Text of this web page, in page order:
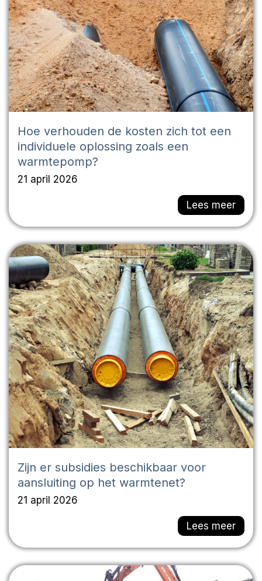
Hoe verhouden de kosten zich tot een
individuele oplossing zoals een
warmtepomp?
21 april 2026
Lees meer
Zijn er subsidies beschikbaar voor
aansluiting op het warmtenet?
21 april 2026
Lees meer